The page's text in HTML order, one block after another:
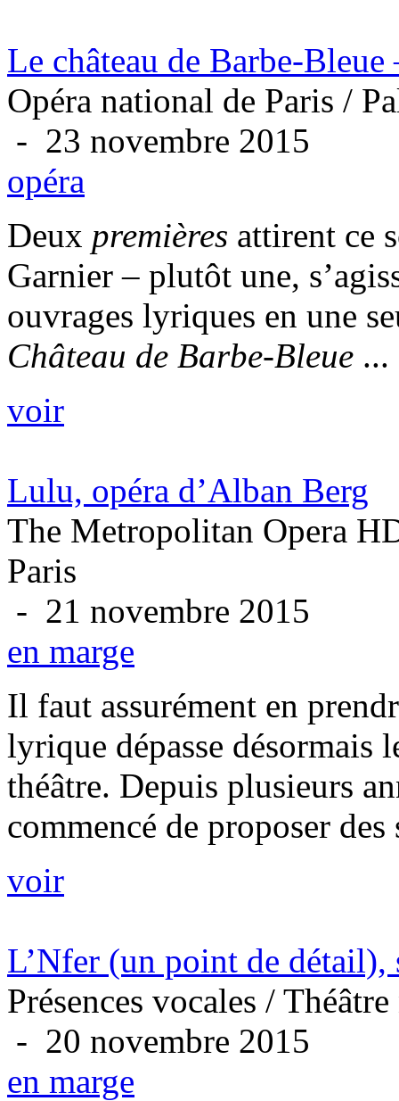
Le château de Barbe-
Opéra national de Paris /
- 23 novembre 2015
opéra
Deux premières attirent ce
Garnier – plutôt une,
ouvrages lyriques en une
Château de Barbe-Bleue ...
voir
Lulu, opéra d’Alban Berg
The Metropolitan Opera
Paris
- 21 novembre 2015
en marge
Il faut assurément en
lyrique dépasse désormais
théâtre. Depuis plusieurs
commencé de proposer des
voir
L’Nfer (un point de détail),
Présences vocales /
- 20 novembre 2015
en marge